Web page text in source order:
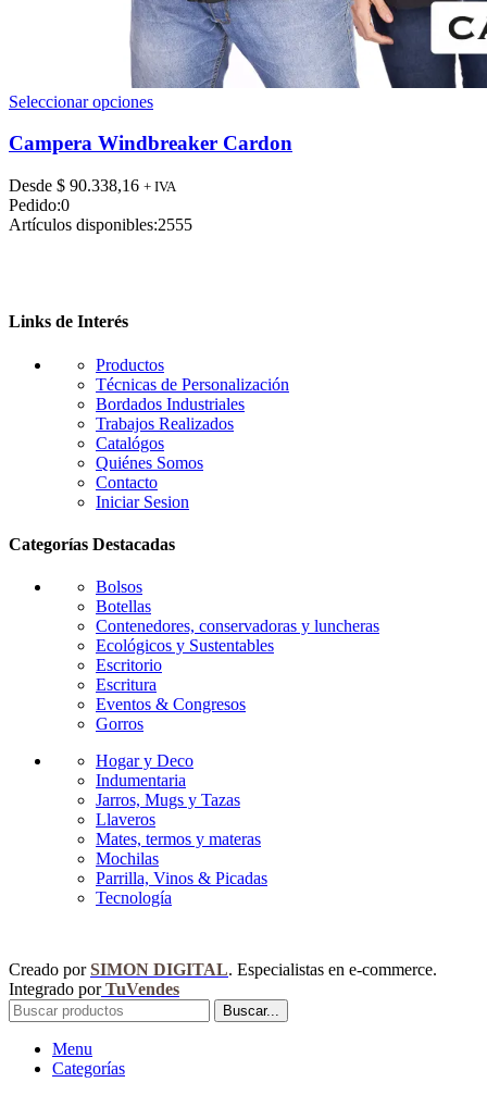
Seleccionar opcionesEste
tiene
variantes.
opciones
producto
Campera Windbreaker Cardon
Desde $ 90.338,16 + IVA
Pedido:0
Artículos disponibles:2555
Links de Interés
Productos
Técnicas de Personalización
Bordados Industriales
Trabajos Realizados
Catalógos
Quiénes Somos
Contacto
Iniciar Sesion
Categorías Destacadas
Bolsos
Botellas
Contenedores, conservadoras y luncheras
Ecológicos y Sustentables
Escritorio
Escritura
Eventos & Congresos
Gorros
Hogar y Deco
Indumentaria
Jarros, Mugs y Tazas
Llaveros
Mates, termos y materas
Mochilas
Parrilla, Vinos & Picadas
Tecnología
Creado porSIMON DIGITAL. Especialistas en e-commerce.
Integrado porTuVendes
Buscar...
Menu
Categorías